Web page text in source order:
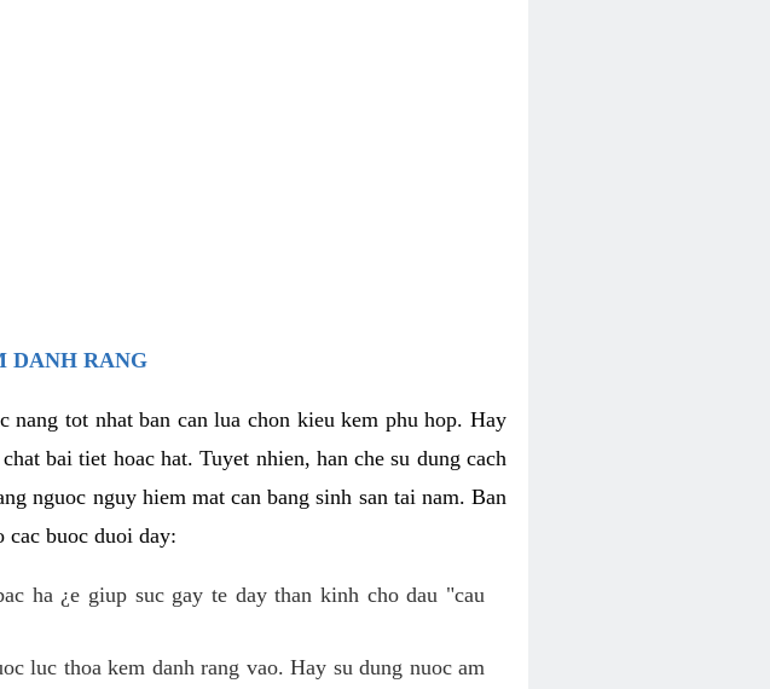
DANH RANG
nang tot nhat ban can lua chon kieu kem phu hop. Hay
bai tiet hoac hat. Tuyet nhien, han che su dung cach
nguoc nguy hiem mat can bang sinh san tai nam. Ban
cac buoc duoi day:
ha ¿e giup suc gay te day than kinh cho dau "cau
luc thoa kem danh rang vao. Hay su dung nuoc am